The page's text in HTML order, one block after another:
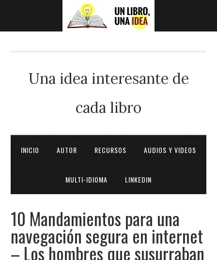
Una idea interesante de
cada libro
INICIO AUTOR RECURSOS AUDIOS Y VIDEOS
MULTI-IDIOMA LINKEDIN
10 Mandamientos para una
navegación segura en internet
– Los hombres que susurraban